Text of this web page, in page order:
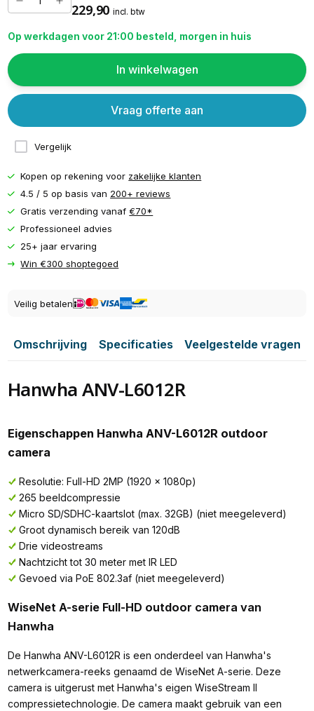
229,90 incl. btw
Op werkdagen voor 21:00 besteld, morgen in huis
In winkelwagen
Vergelijk
Vraag offerte aan
Kopen op rekening voor zakelijke klanten
4.5 / 5 op basis van 200+ reviews
Gratis verzending vanaf€70*
Professioneel advies
25+ jaar ervaring
Win €300 shoptegoed
Veilig betalen
Omschrijving Specificaties Veelgestelde vragen
Hanwha ANV-L6012R
Eigenschappen Hanwha ANV-L6012R outdoor
camera
Resolutie: Full-HD 2MP (1920 x 1080p)
265 beeldcompressie
Micro SD/SDHC-kaartslot (max. 32GB) (niet meegeleverd)
Groot dynamisch bereik van 120dB
Drie videostreams
Nachtzicht tot 30 meter met IR LED
Gevoed via PoE 802.3af (niet meegeleverd)
WiseNet A-serie Full-HD outdoor camera van
Hanwha
De Hanwha ANV-L6012R is een onderdeel van Hanwha's
netwerkcamera-reeks genaamd de WiseNet A-serie. Deze
camera is uitgerust met Hanwha's eigen WiseStream II
compressietechnologie. De camera maakt gebruik van een